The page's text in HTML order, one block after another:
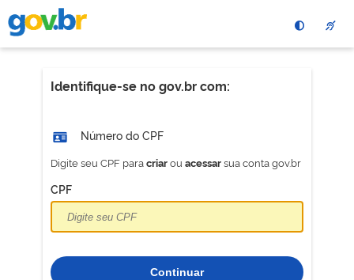
para
conteÃºdo
Identifique-se no gov.br com:
Número do CPF
Digite seu CPF paracriarou acessarsua conta gov.br
CPF
Continuar